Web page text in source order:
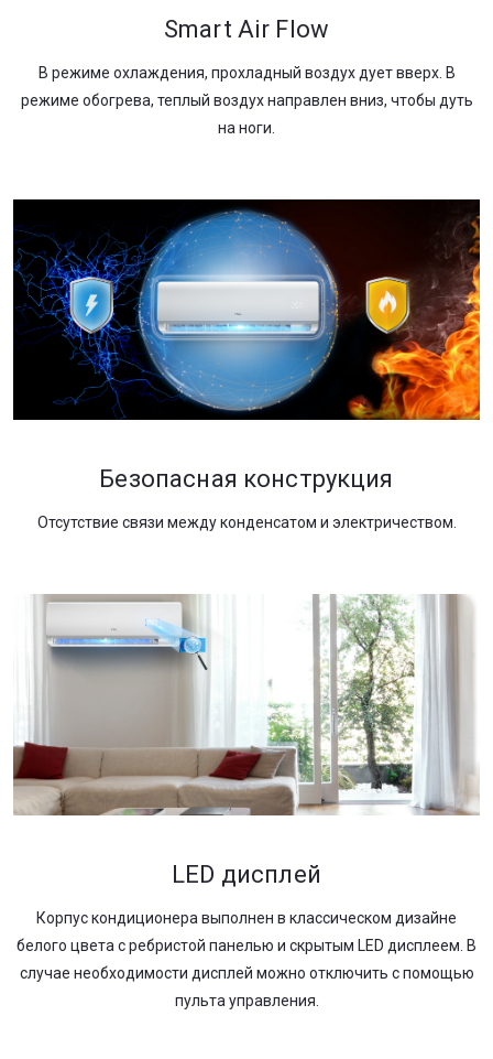
Smart Air Flow
В режиме охлаждения, прохладный воздух дует вверх. В
режиме обогрева, теплый воздух направлен вниз, чтобы дуть
на ноги.
Безопасная конструкция
Отсутствие связи между конденсатом и электричеством.
LED дисплей
Корпус кондиционера выполнен в классическом дизайне
белого цвета с ребристой панелью и скрытым LED дисплеем. В
случае необходимости дисплей можно отключить с помощью
пульта управления.